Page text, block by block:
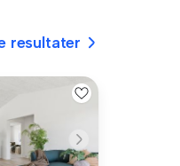
resultater